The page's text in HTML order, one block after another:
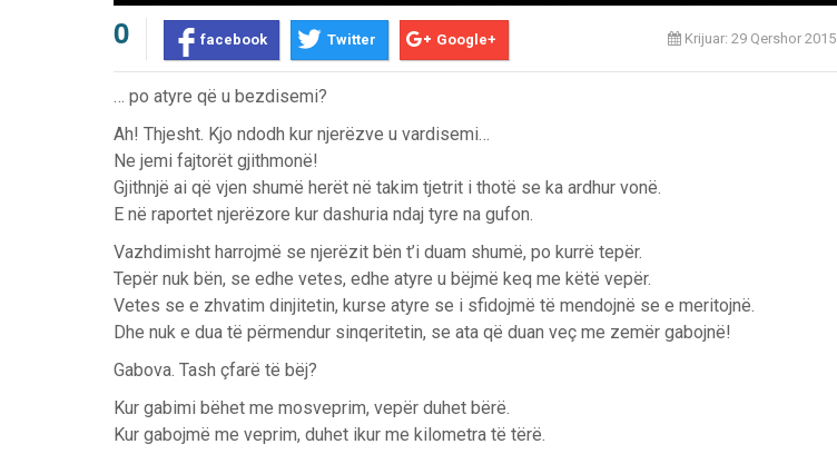
0 facebook Twitter Google+ Krijuar: 29 Qershor 2015
… po atyre që u bezdisemi?
Ah! Thjesht. Kjo ndodh kur njerëzve u vardisemi…
Ne jemi fajtorët gjithmonë!
Gjithnjë ai që vjen shumë herët në takim tjetrit i thotë se ka ardhur vonë.
E në raportet njerëzore kur dashuria ndaj tyre na gufon.
Vazhdimisht harrojmë se njerëzit bën t’i duam shumë, po kurrë tepër.
Tepër nuk bën, se edhe vetes, edhe atyre u bëjmë keq me këtë vepër.
Vetes se e zhvatim dinjitetin, kurse atyre se i sfidojmë të mendojnë se e meritojnë.
Dhe nuk e dua të përmendur sinqeritetin, se ata që duan veç me zemër gabojnë!
Gabova. Tash çfarë të bëj?
Kur gabimi bëhet me mosveprim, vepër duhet bërë.
Kur gabojmë me veprim, duhet ikur me kilometra të tërë.
PrevNext